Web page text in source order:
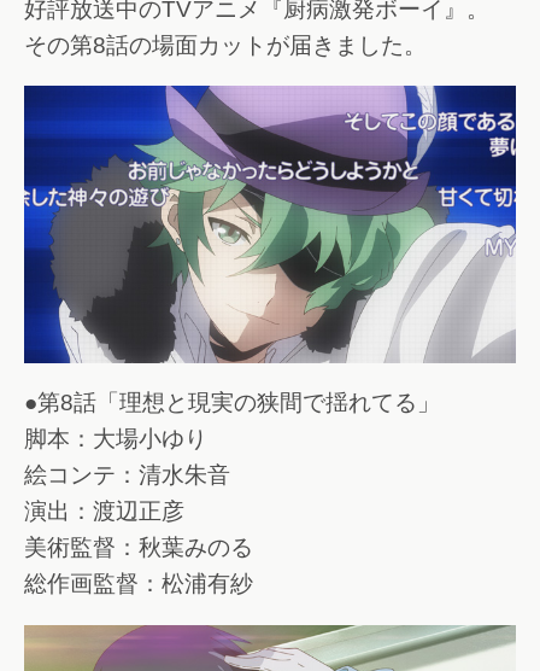
好評放送中のTVアニメ『厨病激発ボーイ』。
その第8話の場面カットが届きました。
●第8話「理想と現実の狭間で揺れてる」
脚本：大場小ゆり
絵コンテ：清水朱音
演出：渡辺正彦
美術監督：秋葉みのる
総作画監督：松浦有紗